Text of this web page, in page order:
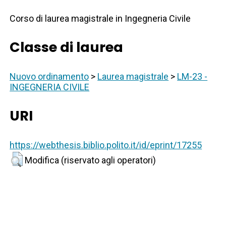
Corso di laurea magistrale in Ingegneria Civile
Classe di laurea
Nuovo ordinamento > Laurea magistrale > LM-23 -
INGEGNERIA CIVILE
URI
https://webthesis.biblio.polito.it/id/eprint/17255
Modifica (riservato agli operatori)